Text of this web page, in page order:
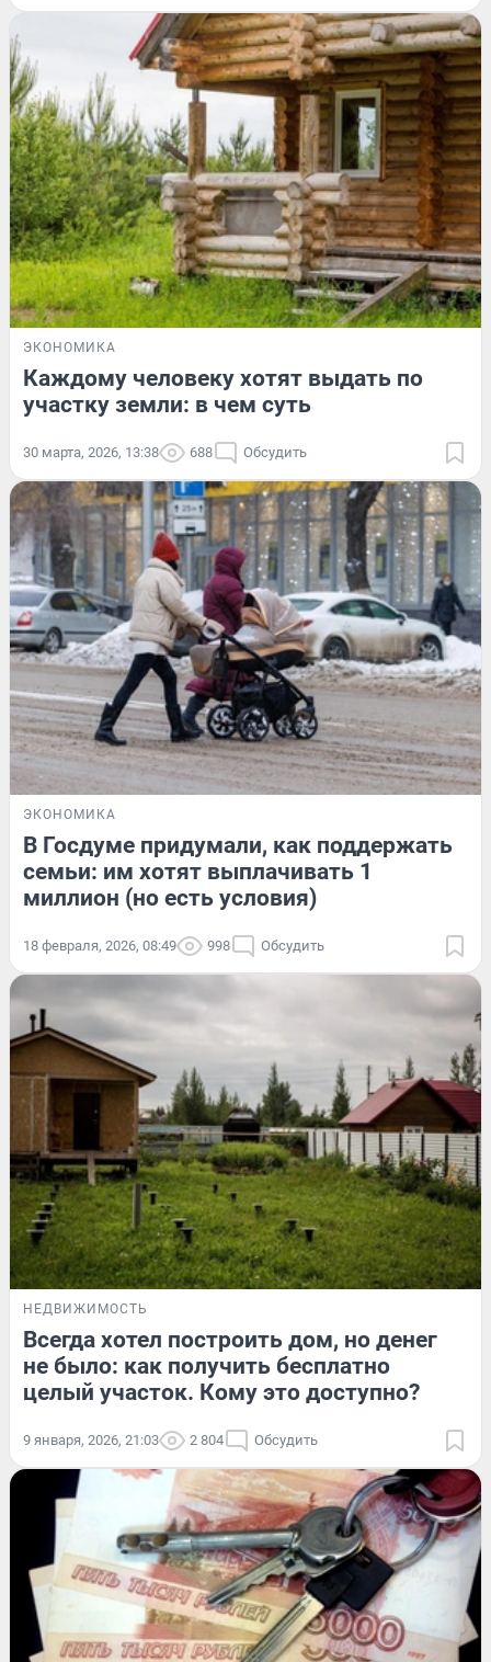
ЭКОНОМИКА
Каждому человеку хотят выдать по
участку земли: в чем суть
30 марта, 2026, 13:38 688 Обсудить
ЭКОНОМИКА
В Госдуме придумали, как поддержать
семьи: им хотят выплачивать 1
миллион (но есть условия)
18 февраля, 2026, 08:49 998 Обсудить
НЕДВИЖИМОСТЬ
Всегда хотел построить дом, но денег
не было: как получить бесплатно
целый участок. Кому это доступно?
9 января, 2026, 21:03 2 804 Обсудить